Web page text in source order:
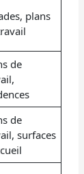
plans
de
de
surfaces